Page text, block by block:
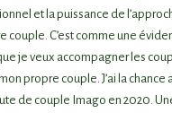
et la puissance de
couple. C’est comme une
je veux accompagner les
propre couple. J’ai la
de couple Imago en 2020.